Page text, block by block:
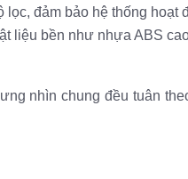
đảm bảo hệ thống hoạt
liệu bền như nhựa ABS
nhìn chung đều tuân